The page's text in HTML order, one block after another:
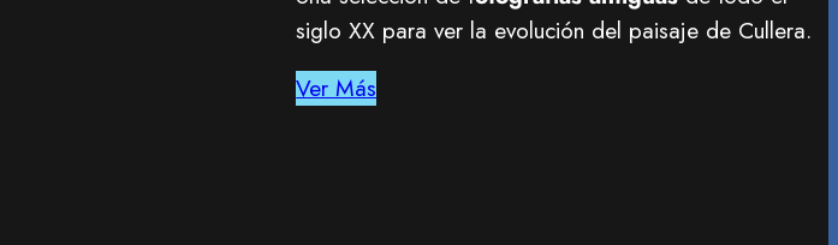
siglo XX para ver la evolución del paisaje de Cullera.
Ver Más